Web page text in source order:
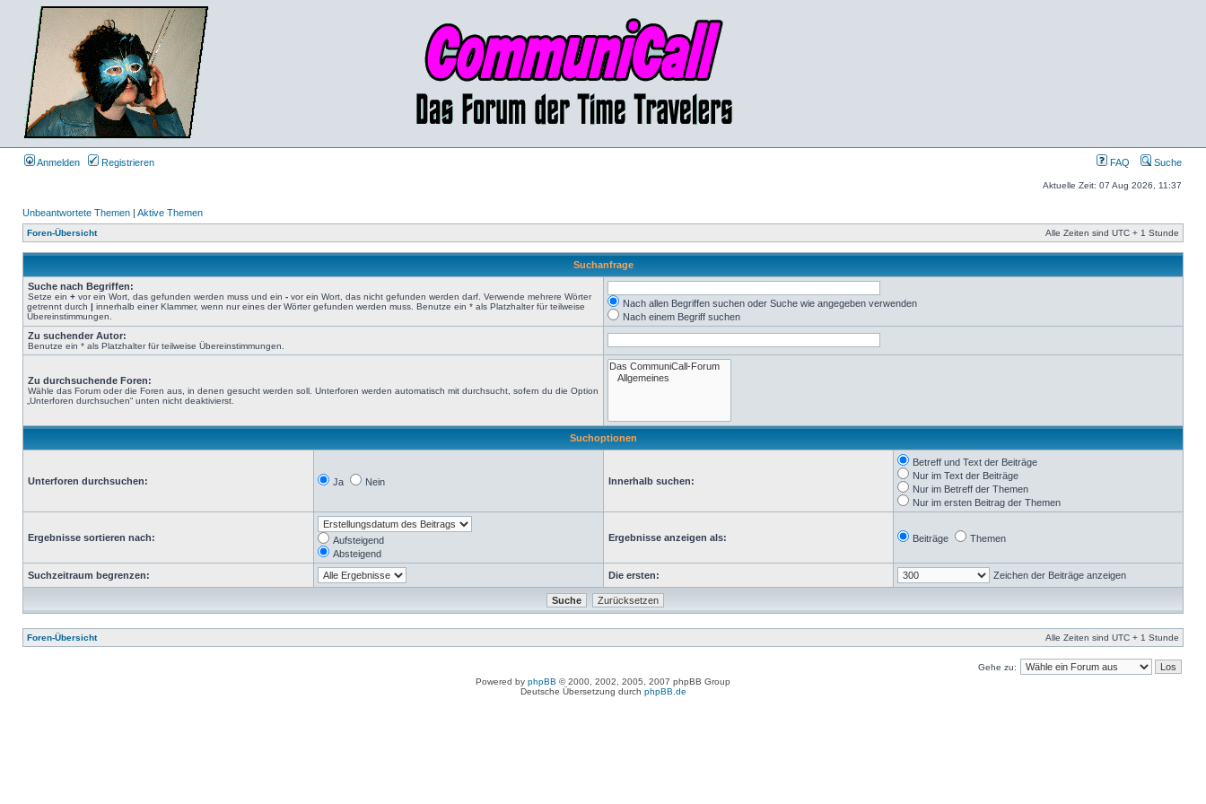
Anmelden Registrieren FAQ Suche
Aktuelle Zeit: 07 Aug 2026, 11:37
Unbeantwortete Themen | Aktive Themen
Foren-Übersicht Alle Zeiten sind UTC + 1 Stunde
Suchanfrage
Suche nach Begriffen:
Setze ein + vor ein Wort, das gefunden werden muss und ein - vor ein Wort, das nicht gefunden werden darf. Verwende mehrere Wörter
getrennt durch | innerhalb einer Klammer, wenn nur eines der Wörter gefunden werden muss. Benutze ein * als Platzhalter für teilweise
Übereinstimmungen.
Nach allen Begriffen suchen oder Suche wie angegeben verwenden
Nach einem Begriff suchen
Zu suchender Autor:
Benutze ein * als Platzhalter für teilweise Übereinstimmungen.
Zu durchsuchende Foren:
Wähle das Forum oder die Foren aus, in denen gesucht werden soll. Unterforen werden automatisch mit durchsucht, sofern du die Option
„Unterforen durchsuchen“ unten nicht deaktivierst.
Suchoptionen
Unterforen durchsuchen: Ja Nein Innerhalb suchen:
Betreff und Text der Beiträge
Nur im Text der Beiträge
Nur im Betreff der Themen
Nur im ersten Beitrag der Themen
Ergebnisse sortieren nach:
Aufsteigend
Absteigend
Ergebnisse anzeigen als: Beiträge Themen
Suchzeitraum begrenzen: Die ersten: Zeichen der Beiträge anzeigen
Foren-Übersicht Alle Zeiten sind UTC + 1 Stunde
Gehe zu:
Powered by phpBB © 2000, 2002, 2005, 2007 phpBB Group
Deutsche Übersetzung durch phpBB.de